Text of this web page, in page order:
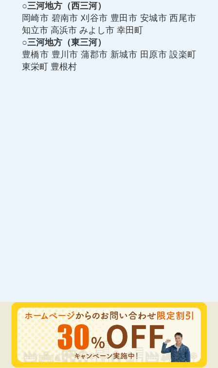
○三河地方（西三河）
岡崎市 碧南市 刈谷市 豊田市 安城市 西尾市
知立市 高浜市 みよし市 幸田町
○三河地方（東三河）
豊橋市 豊川市 蒲郡市 新城市 田原市 設楽町
東栄町 豊根村